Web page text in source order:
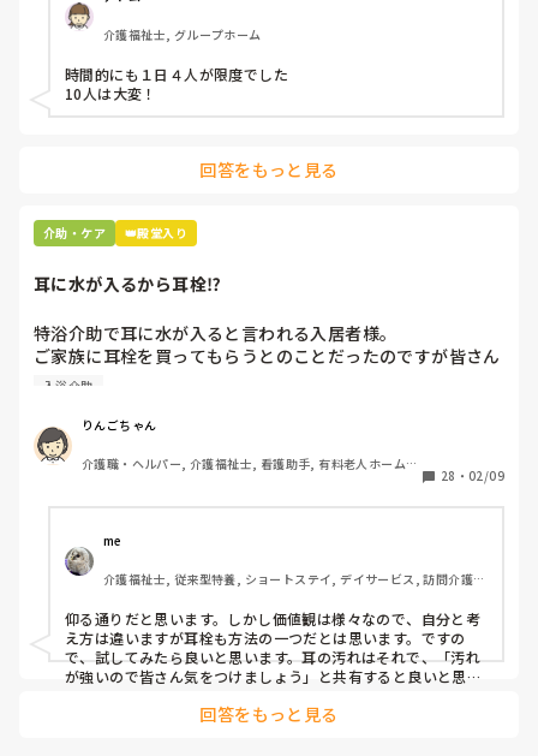
介護福祉士, グループホーム
時間的にも１日４人が限度でした
10人は大変！
回答をもっと見る
介助・ケア 👑殿堂入り
耳に水が入るから耳栓⁉︎
特浴介助で耳に水が入ると言われる入居者様。
ご家族に耳栓を買ってもらうとのことだったのですが皆さん
どう思われますか？
思ったのですがパートなためあまり強く言えず…
また洗髪後どうやら耳を拭いてない様子。あとから耳を拭い
て欲しいと言われて拭くととても汚いのですが、耳栓よりも
耳栓の管理も大変だと思いますし（衛生的に消毒なども必要
かと）、皆さんどう思われますか？
入浴介助
りんごちゃん
介護職・ヘルパー, 介護福祉士, 看護助手, 有料老人ホーム,
28 ・ 02/09
me
介護福祉士, 従来型特養, ショートステイ, デイサービス, 訪問介護,
仰る通りだと思います。しかし価値観は様々なので、自分と考
え方は違いますが耳栓も方法の一つだとは思います。ですの
で、試してみたら良いと思います。耳の汚れはそれで、「汚れ
が強いので皆さん気をつけましょう」と共有すると良いと思い
回答をもっと見る